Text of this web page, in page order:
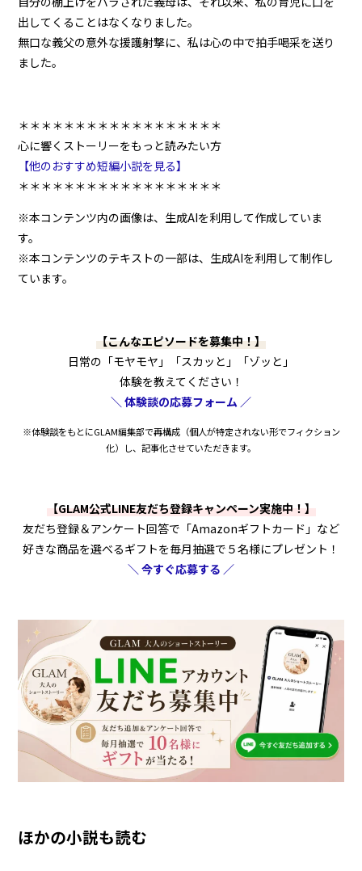
出してくることはなくなりました。
無口な義父の意外な援護射撃に、私は心の中で拍手喝采を送り
ました。
＊＊＊＊＊＊＊＊＊＊＊＊＊＊＊＊＊＊
心に響くストーリーをもっと読みたい方
【他のおすすめ短編小説を見る】
＊＊＊＊＊＊＊＊＊＊＊＊＊＊＊＊＊＊
※本コンテンツ内の画像は、生成AIを利用して作成していま
す。
※本コンテンツのテキストの一部は、生成AIを利用して制作し
ています。
【こんなエピソードを募集中！】
日常の「モヤモヤ」「スカッと」「ゾッと」
体験を教えてください！
＼ 体験談の応募フォーム ／
※体験談をもとにGLAM編集部で再構成（個人が特定されない形でフィクション
化）し、記事化させていただきます。
【GLAM公式LINE友だち登録キャンペーン実施中！】
友だち登録＆アンケート回答で「Amazonギフトカード」など
好きな商品を選べるギフトを毎月抽選で５名様にプレゼント！
＼ 今すぐ応募する ／
ほかの小説も読む